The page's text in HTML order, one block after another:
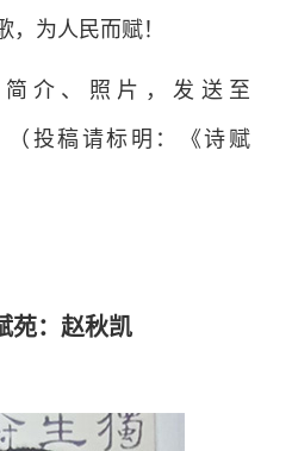
，为人民而赋！
介、照片，发送至
（投稿请标明：《诗赋
苑：赵秋凯